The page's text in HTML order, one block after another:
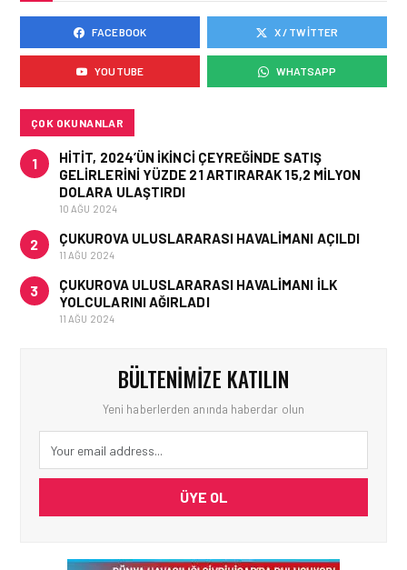
KARGO • 06 TEM 2026
FLYDUBAI’DEN SABIHA
GÖKÇEN’E GÜNLÜK
UÇUŞLAR VE KARGO
FACEBOOK X / TWITTER
YOUTUBE WHATSAPP
ÇOK OKUNANLAR
1
HITIT, 2024’ÜN IKINCI ÇEYREĞINDE SATIŞ
GELIRLERINI YÜZDE 21 ARTIRARAK 15,2 MILYON
DOLARA ULAŞTIRDI
10 AĞU 2024
2 ÇUKUROVA ULUSLARARASI HAVALIMANI AÇILDI
11 AĞU 2024
3
ÇUKUROVA ULUSLARARASI HAVALIMANI İLK
YOLCULARINI AĞIRLADI
11 AĞU 2024
BÜLTENIMIZE KATILIN
Yeni haberlerden anında haberdar olun
ÜYE OL